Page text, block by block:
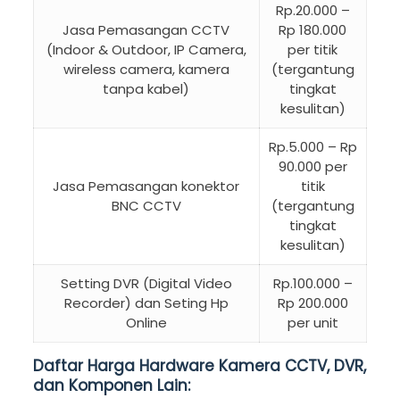
Jasa Pemasangan CCTV
(Indoor & Outdoor, IP Camera,
wireless camera, kamera
tanpa kabel)
Rp.20.000 –
Rp 180.000
per titik
(tergantung
tingkat
kesulitan)
Jasa Pemasangan konektor
BNC CCTV
Rp.5.000 – Rp
90.000 per
titik
(tergantung
tingkat
kesulitan)
Setting DVR (Digital Video
Recorder) dan Seting Hp
Online
Rp.100.000 –
Rp 200.000
per unit
Daftar Harga Hardware Kamera CCTV, DVR,
dan Komponen Lain: